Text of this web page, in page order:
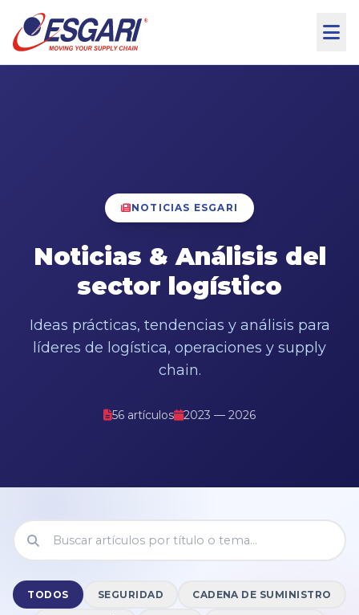
NOTICIAS ESGARI
Noticias & Análisis del
sector logístico
Ideas prácticas, tendencias y análisis para
líderes de logística, operaciones y supply
chain.
56 artículos 2023 — 2026
TODOS SEGURIDAD CADENA DE SUMINISTRO